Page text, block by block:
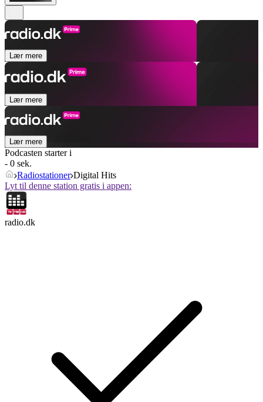
Lær mere
Lær mere
Lær mere
Podcasten starter i
- 0 sek.
Radiostationer Digital Hits
Lyt til denne station gratis i appen:
radio.dk